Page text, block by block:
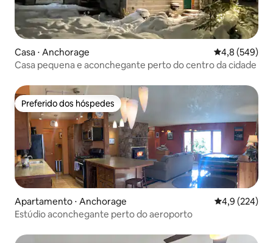
Casa ⋅ Anchorage 4,8 de uma
4,8 (549)
Casa pequena e aconchegante perto do centro da cidade
Preferido dos hóspedes
Preferido dos hóspedes
Apartamento ⋅ Anchorage 4,9 de uma
4,9 (224)
Estúdio aconchegante perto do aeroporto